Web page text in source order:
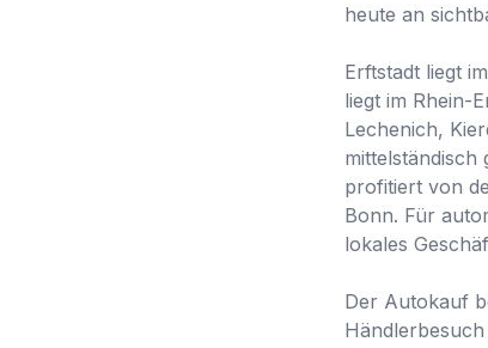
heute an
Erftstadt liegt
liegt im Rhein-
Lechenich,
profitiert von
Bonn. Für
lokales
Der Autokauf